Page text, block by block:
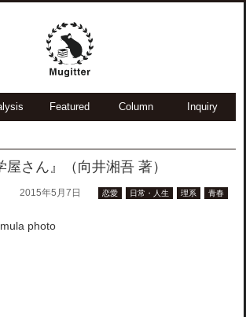
Featured Column Inquiry
屋さん』（向井湘吾 著）
2015年5月7日 恋愛 日常・人生 理系 青春